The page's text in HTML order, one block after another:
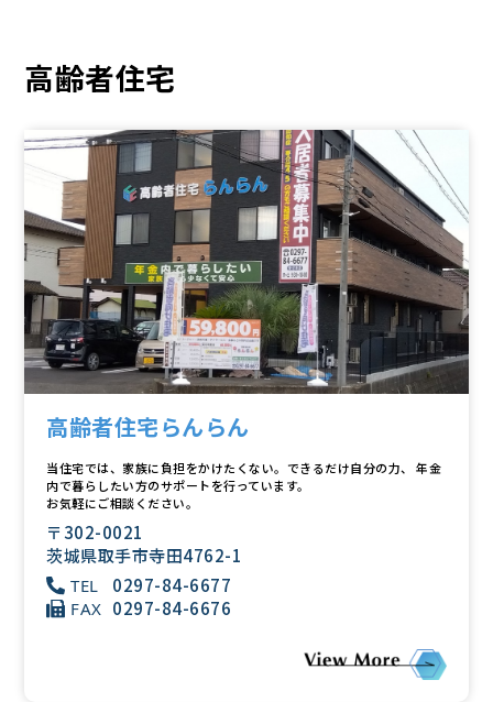
高齢者住宅
高齢者住宅らんらん
当住宅では、家族に負担をかけたくない。できるだけ自分の力、 年金
内で暮らしたい方のサポートを行っています。
お気軽にご相談ください。
〒302-0021
茨城県取手市寺田4762-1
TEL 0297-84-6677
FAX 0297-84-6676